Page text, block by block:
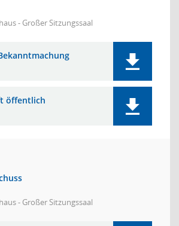
- Großer Sitzungssaal
öffentlich
- Großer Sitzungssaal